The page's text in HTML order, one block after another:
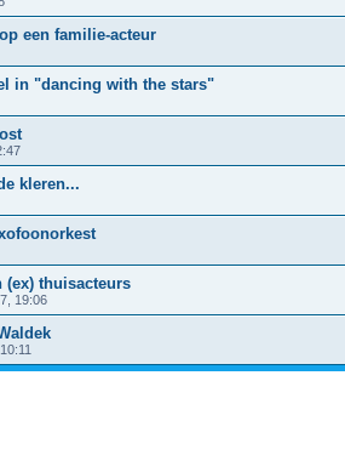
een familie-acteur
in "dancing with the stars"
kleren...
(ex) thuisacteurs
19:06